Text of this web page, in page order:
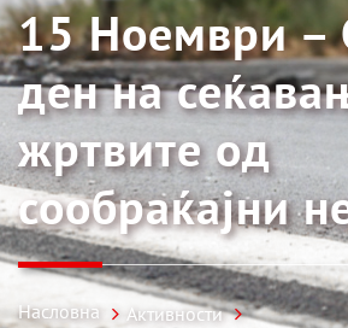
15 Ноември –
ден на
жртвите од
сообраќајни
Насловна Активности